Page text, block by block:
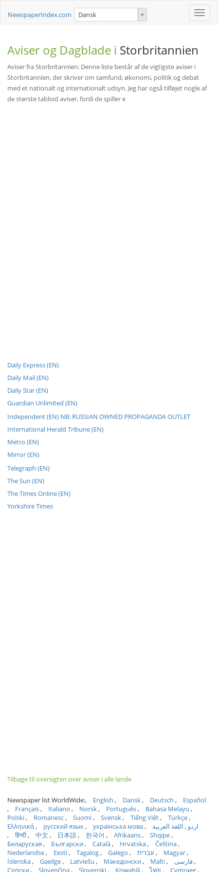
Toggle
NewspaperIndex.com Dansk
Aviser og Dagblade i Storbritannien
Aviser fra Storbritannien: Denne liste består af de vigtigste aviser i
Storbritannien, der skriver om samfund, økonomi, politik og debat
med et nationalt og internationalt udsyn. Jeg har også tilføjet nogle af
de største tabloid aviser, fordi de spiller e
Daily Express (EN)
Daily Mail (EN)
Daily Star (EN)
Guardian Unlimited (EN)
Independent (EN) NB: RUSSIAN OWNED PROPAGANDA OUTLET
International Herald Tribune (EN)
Metro (EN)
Mirror (EN)
Telegraph (EN)
The Sun (EN)
The Times Online (EN)
Yorkshire Times
Tilbage til oversigten over aviser i alle lande
Newspaper list WorldWide: English Dansk Deutsch
Español
Français
Italiano Norsk Português
Bahasa Melayu
Polski
Romanesc Suomi Svensk Tiếng Việt
Türkçe
Ελληνικά
русский язык українська мова اردو
اللغة العربية
हिन्दी
中文 日本語 한국어 Afrikaans
Shqipe
Беларуская
Български Català Hrvatska
Čeština
Nederlandse
Eesti Tagalog Galego עברית
Magyar
Íslenska
Gaeilge Latviešu Македонски Malti
فارسی
Српски
Slovenčina Slovenski Kiswahili ไทย Cymraeg